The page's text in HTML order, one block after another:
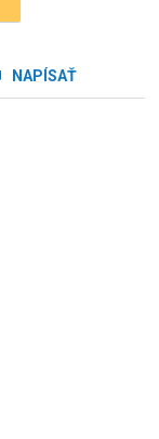
NAPÍSAŤ